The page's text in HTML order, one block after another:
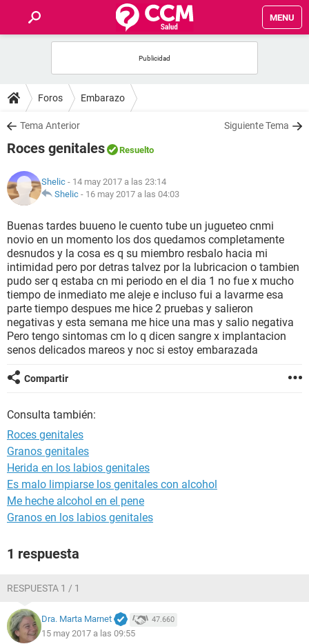
MENU
FOROS
SALUD
NUTRICIÓN
BIENESTAR
SEXUALIDAD
GLOSARIO
Foros Embarazo
Tema Anterior Siguiente Tema
Roces genitales Resuelto
Shelic - 14 may 2017 a las 23:14
Shelic - 16 may 2017 a las 04:03
Buenas tardes buueno le cuento tube un jugueteo cnmi
novio en un momento los dos quedamos completamente
desnudos y la cosa es q su miembro resbalo hacia mi
intimidad pero por detras talvez por la lubricacion o tambien
pudo ser q estaba cn mi periodo en el dia 1 no fue x mucho
tiempo de inmediato me aleje e incluso fui a lavarme esa
parte tiempo despues me hice 2 pruebas y salieron
negativas y esta semana me hice una mas y salio negativa
Pero tengo sintomas cm lo q dicen sangre x implantacion
senos delicados mareos y noc si estoy embarazada
Compartir
Consulta también:
Roces genitales
Granos genitales
Herida en los labios genitales
Es malo limpiarse los genitales con alcohol
Me heche alcohol en el pene
Granos en los labios genitales
1 respuesta
RESPUESTA 1 / 1
Dra. Marta Marnet 47.660
15 may 2017 a las 09:55